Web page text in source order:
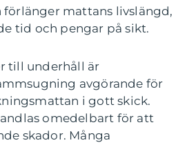
mattans livslängd,
tid och pengar på sikt.
till underhåll är
avgörande för
i gott skick.
omedelbart för att
skador. Många